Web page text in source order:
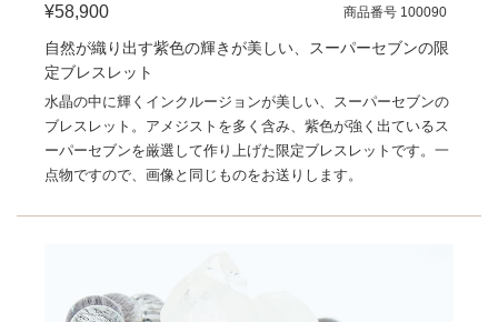
¥58,900 商品番号 100090
自然が織り出す紫色の輝きが美しい、スーパーセブンの限
定ブレスレット
水晶の中に輝くインクルージョンが美しい、スーパーセブンの
ブレスレット。アメジストを多く含み、紫色が強く出ているス
ーパーセブンを厳選して作り上げた限定ブレスレットです。一
点物ですので、画像と同じものをお送りします。